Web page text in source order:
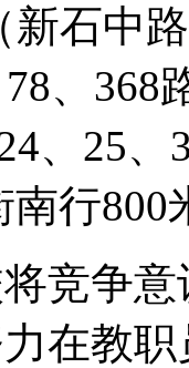
新石中
、368
、25
行
竞争
在教